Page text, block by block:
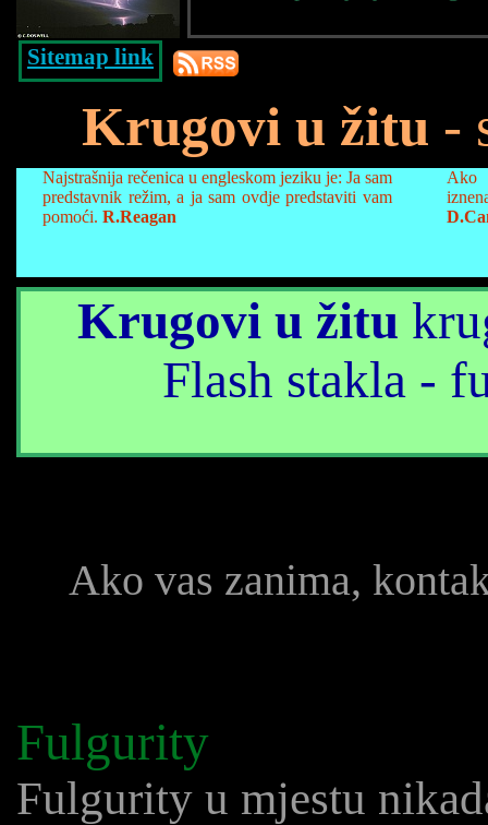
Sitemap link
Krugovi u žitu -
Najstrašnija rečenica u engleskom jeziku je: Ja sam
predstavnik režim, a ja sam ovdje predstaviti vam
pomoći. R.Reagan
Ako
Krugovi u žitu
Flash stakla -
Ako vas zanima,
Fulgurity
Fulgurity u mjestu